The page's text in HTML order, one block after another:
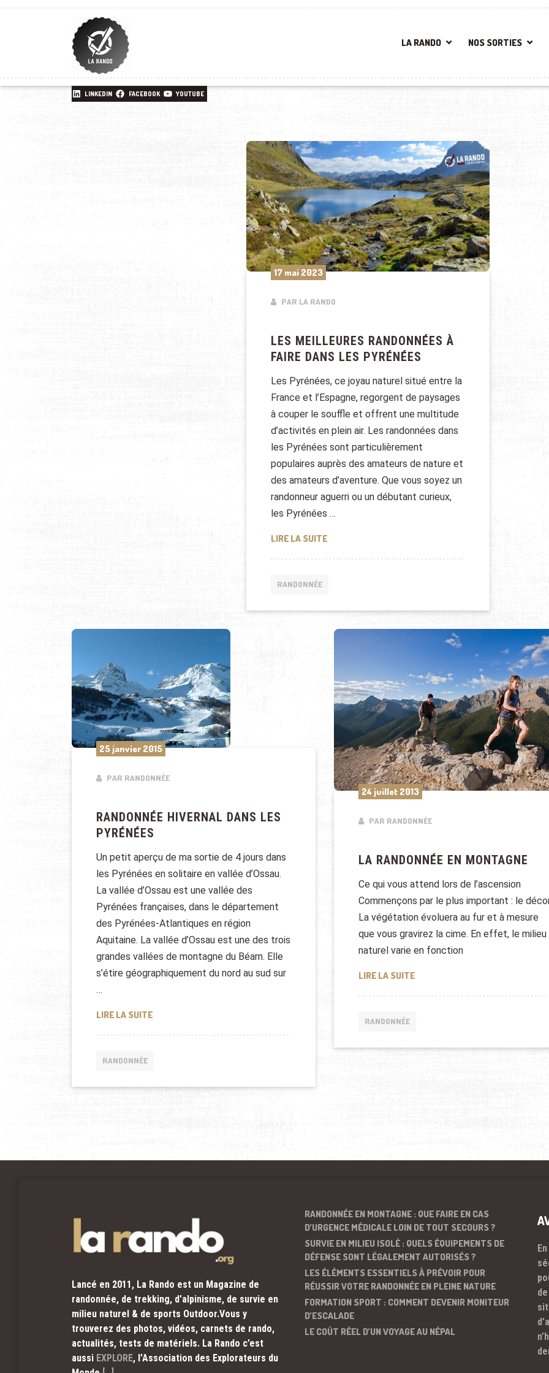
LA RANDO NOS SORTIES
LINKEDIN FACEBOOK YOUTUBE
17 mai 2023
PAR LA RANDO
LES MEILLEURES RANDONNÉES À
FAIRE DANS LES PYRÉNÉES
Les Pyrénées, ce joyau naturel situé entre la
France et l’Espagne, regorgent de paysages
à couper le souffle et offrent une multitude
d’activités en plein air. Les randonnées dans
les Pyrénées sont particulièrement
populaires auprès des amateurs de nature et
des amateurs d’aventure. Que vous soyez un
randonneur aguerri ou un débutant curieux,
les Pyrénées …
LIRE LA SUITELES MEILLEURES RANDONNÉES À FAIRE DANS LES
RANDONNÉE
25 janvier 2015
PAR RANDONNÉE
RANDONNÉE HIVERNAL DANS LES
PYRÉNÉES
Un petit aperçu de ma sortie de 4 jours dans
les Pyrénées en solitaire en vallée d’Ossau.
La vallée d’Ossau est une vallée des
Pyrénées françaises, dans le département
des Pyrénées-Atlantiques en région
Aquitaine. La vallée d’Ossau est une des trois
grandes vallées de montagne du Béarn. Elle
s’étire géographiquement du nord au sud sur
…
LIRE LA SUITERANDONNÉE HIVERNAL DANS LES PYRÉNÉES
RANDONNÉE
24 juillet 2013
PAR RANDONNÉE
LA RANDONNÉE EN MONTAGNE
Ce qui vous attend lors de l’ascension
Commençons par le plus important : le
La végétation évoluera au fur et à mesure
que vous gravirez la cime. En effet, le milieu
naturel varie en fonction
LIRE LA SUITELA RANDONNÉE EN MONTAGNE
RANDONNÉE
Lancé en 2011, La Rando est un Magazine de
randonnée, de trekking, d’alpinisme, de survie en
milieu naturel & de sports Outdoor.Vous y
trouverez des photos, vidéos, carnets de rando,
actualités, tests de matériels. La Rando c’est
aussi EXPLORE, l’Association des Explorateurs du
RANDONNÉE EN MONTAGNE : QUE FAIRE EN CAS
D’URGENCE MÉDICALE LOIN DE TOUT SECOURS ?
SURVIE EN MILIEU ISOLÉ : QUELS ÉQUIPEMENTS DE
DÉFENSE SONT LÉGALEMENT AUTORISÉS ?
LES ÉLÉMENTS ESSENTIELS À PRÉVOIR POUR
RÉUSSIR VOTRE RANDONNÉE EN PLEINE NATURE
FORMATION SPORT : COMMENT DEVENIR MONITEUR
D’ESCALADE
LE COÛT RÉEL D’UN VOYAGE AU NÉPAL